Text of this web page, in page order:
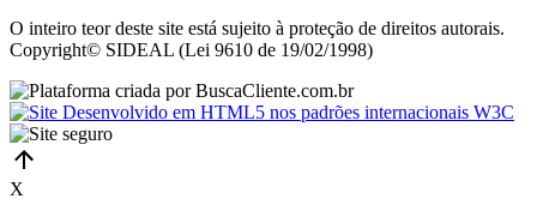
O inteiro teor deste site está sujeito à proteção de direitos autorais.
Copyright© SIDEAL (Lei 9610 de 19/02/1998)
X